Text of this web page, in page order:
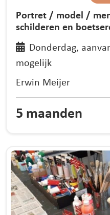
Portret / model /
schilderen en
Donderdag,
mogelijk
Erwin Meijer
5 maanden